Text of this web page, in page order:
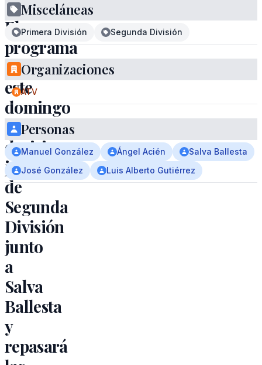
El
programa
analizará
este
domingo
la
decisiva
jornada
de
Segunda
División
junto
a
Salva
Ballesta
y
repasará
Misceláneas
Primera División Segunda División
Organizaciones
ATV
Personas
Manuel González Ángel Acién
Salva Ballesta
José González
Luis Alberto Gutiérrez